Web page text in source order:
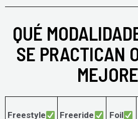
QUÉ
SE PRACTICAN
Freestyle Freeride Foil